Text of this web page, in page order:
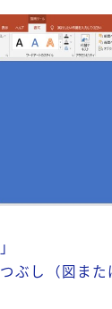
ぶし（図また